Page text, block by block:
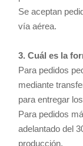
Se aceptan
vía aérea.
3. Cuál es la
Para pedidos
mediante
para entregar
Para pedidos
adelantado del
producción.